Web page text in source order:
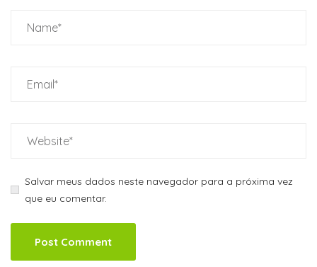
Salvar meus dados neste navegador para a próxima vez
que eu comentar.